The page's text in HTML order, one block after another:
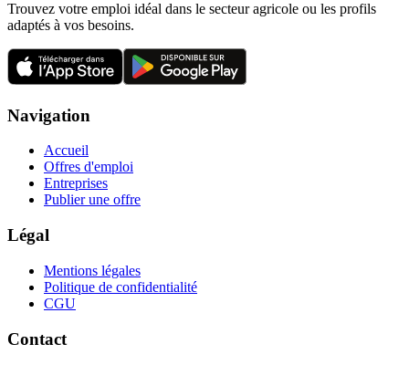
Trouvez votre emploi idéal dans le secteur agricole ou les profils
adaptés à vos besoins.
Navigation
Accueil
Offres d'emploi
Entreprises
Publier une offre
Légal
Mentions légales
Politique de confidentialité
CGU
Contact